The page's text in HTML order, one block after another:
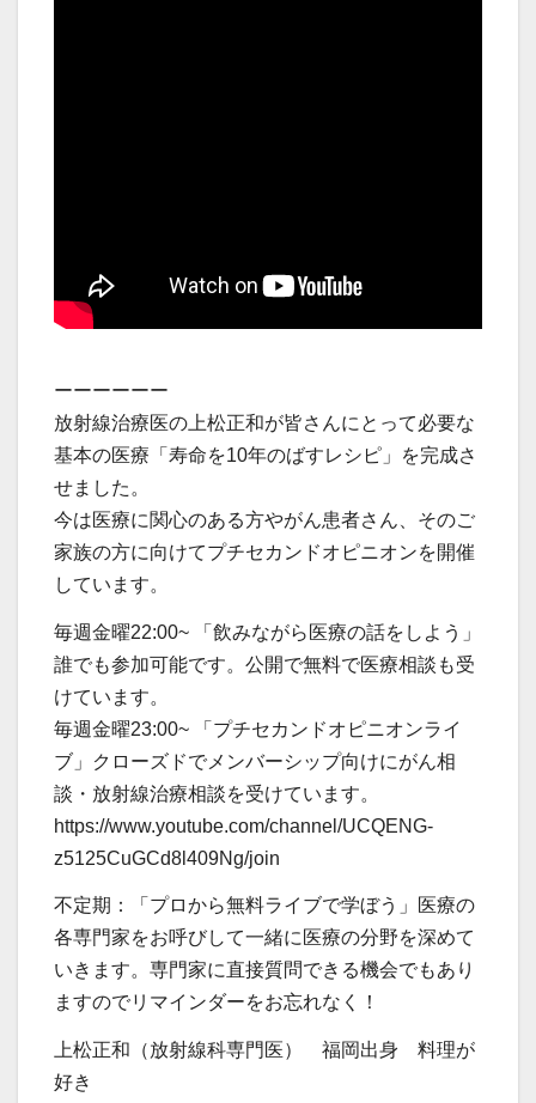
ーーーーーー
放射線治療医の上松正和が皆さんにとって必要な
基本の医療「寿命を10年のばすレシピ」を完成さ
せました。
今は医療に関心のある方やがん患者さん、そのご
家族の方に向けてプチセカンドオピニオンを開催
しています。
毎週金曜22:00~ 「飲みながら医療の話をしよう」
誰でも参加可能です。公開で無料で医療相談も受
けています。
毎週金曜23:00~ 「プチセカンドオピニオンライ
ブ」クローズドでメンバーシップ向けにがん相
談・放射線治療相談を受けています。
https://www.youtube.com/channel/UCQENG-
z5125CuGCd8l409Ng/join
不定期：「プロから無料ライブで学ぼう」医療の
各専門家をお呼びして一緒に医療の分野を深めて
いきます。専門家に直接質問できる機会でもあり
ますのでリマインダーをお忘れなく！
上松正和（放射線科専門医） 福岡出身 料理が
好き